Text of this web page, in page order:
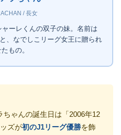
/ 長女
ーレくんの双子の妹。名前は
、なでしこリーグ女王に贈られ
もの。
ちゃんの誕生日は「2006年12
ズが初のJ1リーグ優勝を飾